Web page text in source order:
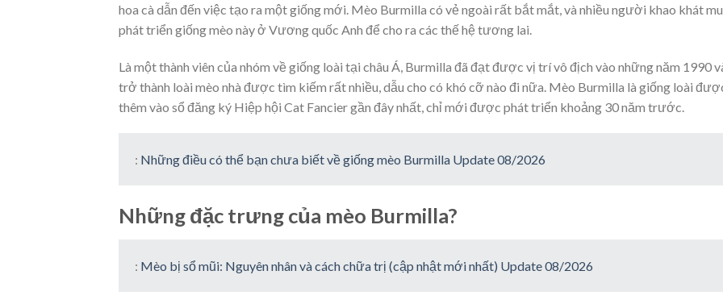
hoa cà dẫn đến việc tạo ra một giống mới. Mèo Burmilla có vẻ ngoài rất bắt mắt, và nhiều người khao khát
phát triển giống mèo này ở Vương quốc Anh để cho ra các thế hệ tương lai.
Là một thành viên của nhóm về giống loài tại châu Á, Burmilla đã đạt được vị trí vô địch vào những năm 1990
trở thành loài mèo nhà được tìm kiếm rất nhiều, dẫu cho có khó cỡ nào đi nữa. Mèo Burmilla là giống loài
thêm vào sổ đăng ký Hiệp hội Cat Fancier gần đây nhất, chỉ mới được phát triển khoảng 30 năm trước.
: Những điều có thể bạn chưa biết về giống mèo Burmilla Update 08/2026
Những đặc trưng của mèo Burmilla?
: Mèo bị sổ mũi: Nguyên nhân và cách chữa trị (cập nhật mới nhất) Update 08/2026